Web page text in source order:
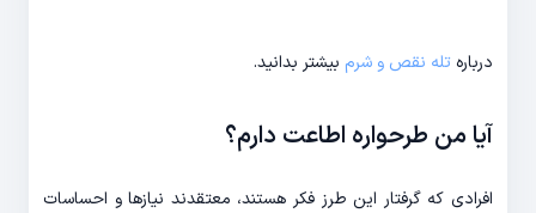
درباره تله نقص و شرم بیشتر بدانید.
آیا من طرحواره اطاعت دارم؟
افرادی که گرفتار این طرز فکر هستند، معتقدند نیازها و احساسات